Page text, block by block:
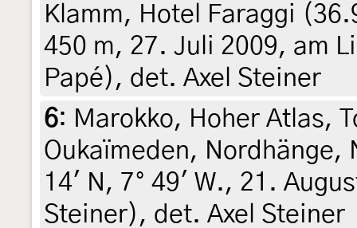
Klamm, Hotel Faraggi
450 m, 27. Juli 2009, am
Papé), det. Axel Steiner
6: Marokko, Hoher Atlas,
Oukaïmeden, Nordhänge,
14' N, 7° 49' W., 21.
Steiner), det. Axel Steiner